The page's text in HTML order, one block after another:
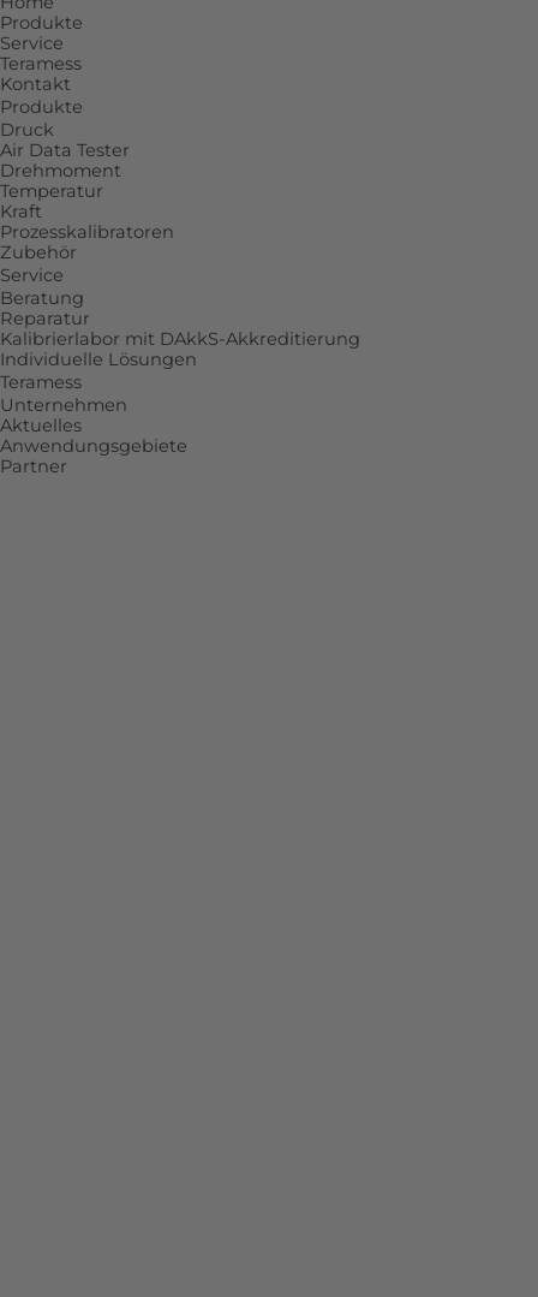
Produkte
Service
Teramess
Kontakt
Produkte
Druck
Air Data Tester
Drehmoment
Temperatur
Kraft
Prozesskalibratoren
Zubehör
Service
Beratung
Reparatur
Kalibrierlabor mit DAkkS-Akkreditierung
Individuelle Lösungen
Teramess
Unternehmen
Aktuelles
Anwendungsgebiete
Partner